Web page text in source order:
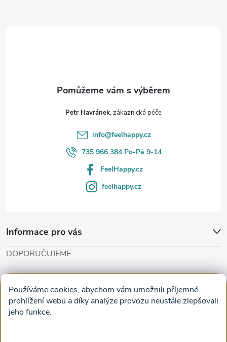
Používáme cookies, abychom vám umožnili příjemné
prohlížení webu a díky analýze provozu neustále zlepšovali
jeho funkce.
Petr Havránek
info@feelhappy.cz
735 966 384 Po-Pá 9-14
FeelHappy.cz
feelhappy.cz
Informace pro vás
DOPORUČUJEME
Obrazy na plátně na zeď a stěnu do obýváku
Facebook